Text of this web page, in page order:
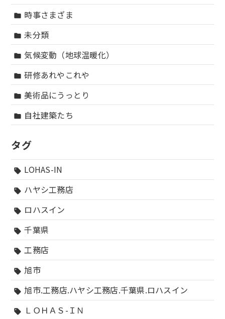
folder 時事さまざま
folder 未分類
folder 気候変動（地球温暖化）
folder 研修あれやこれや
folder 美術品にうっとり
folder 自社建築たち
タグ
sell LOHAS-IN
sell ハヤシ工務店
sell ロハスイン
sell 千葉県
sell 工務店
sell 旭市
sell 旭市.工務店.ハヤシ工務店.千葉県.ロハスイン
sell ＬＯＨＡＳ-ＩＮ